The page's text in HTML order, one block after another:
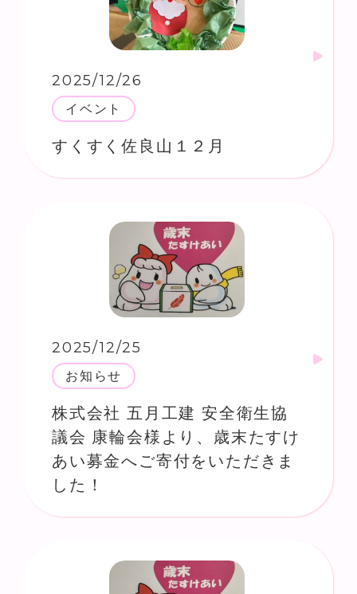
2025/12/26
イベント
すくすく佐良山１２月
2025/12/25
お知らせ
株式会社 五月工建 安全衛生協
議会 康輪会様より、歳末たすけ
あい募金へご寄付をいただきま
した！